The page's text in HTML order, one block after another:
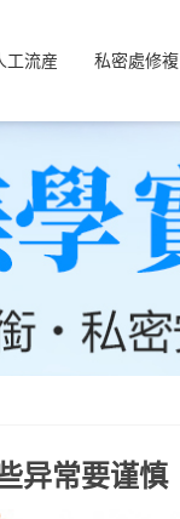
工流産 私密處修複
异常要谨慎